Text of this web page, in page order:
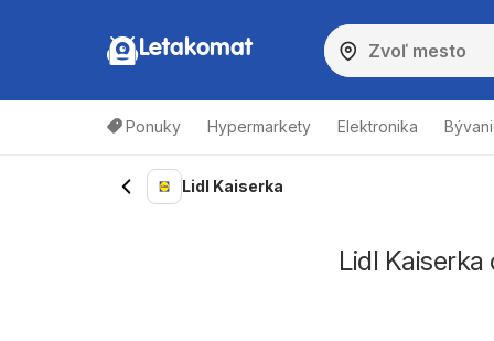
Letakomat
Ponuky Hypermarkety Elektronika
Lidl Kaiserka
Lidl